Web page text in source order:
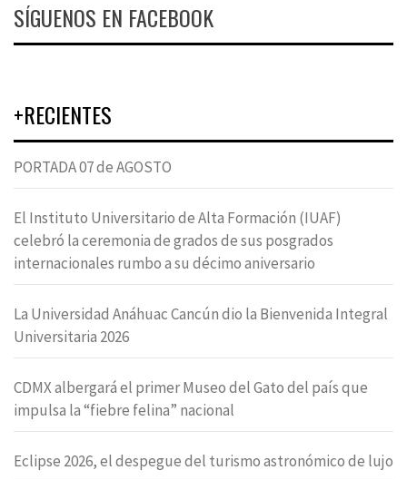
SÍGUENOS EN FACEBOOK
+RECIENTES
PORTADA 07 de AGOSTO
El Instituto Universitario de Alta Formación (IUAF)
celebró la ceremonia de grados de sus posgrados
internacionales rumbo a su décimo aniversario
La Universidad Anáhuac Cancún dio la Bienvenida Integral
Universitaria 2026
CDMX albergará el primer Museo del Gato del país que
impulsa la “fiebre felina” nacional
Eclipse 2026, el despegue del turismo astronómico de lujo